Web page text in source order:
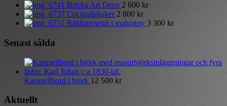
Bricka Art Deco 2 600 kr
Cocktailshaker 2 800 kr
Rakknivsetui i mahogny 3 300 kr
Senast sålda
Karusellbord i björk 12 500 kr
Aktuellt